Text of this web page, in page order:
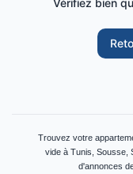
Vérifiez bien
Trouvez votre
vide à Tunis, Sousse,
d'annonces